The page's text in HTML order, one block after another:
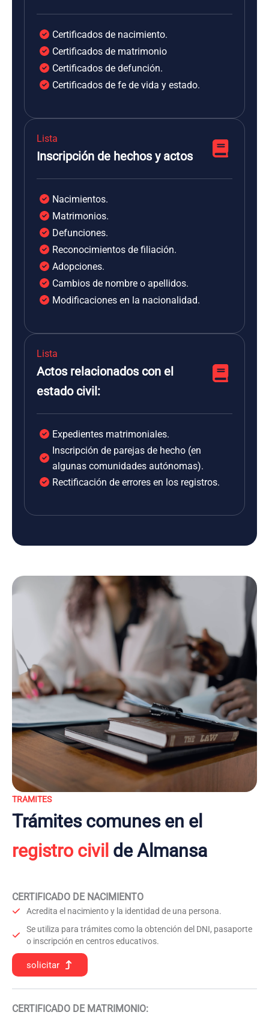
Certificados de nacimiento.
Certificados de matrimonio
Certificados de defunción.
Certificados de fe de vida y estado.
Lista
Inscripción de hechos y actos
Nacimientos.
Matrimonios.
Defunciones.
Reconocimientos de filiación.
Adopciones.
Cambios de nombre o apellidos.
Modificaciones en la nacionalidad.
Lista
Actos relacionados con el
estado civil:
Expedientes matrimoniales.
Inscripción de parejas de hecho (en
algunas comunidades autónomas).
Rectificación de errores en los registros.
TRAMITES
Trámites comunes en el
registro civil de Almansa
CERTIFICADO DE NACIMIENTO
Acredita el nacimiento y la identidad de una persona.
Se utiliza para trámites como la obtención del DNI, pasaporte
o inscripción en centros educativos.
solicitar
CERTIFICADO DE MATRIMONIO: